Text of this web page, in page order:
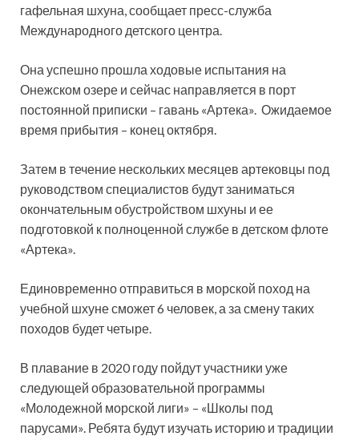
гафельная шхуна, сообщает пресс-служба
Международного детского центра.
Она успешно прошла ходовые испытания на
Онежском озере и сейчас направляется в порт
постоянной приписки – гавань «Артека». Ожидаемое
время прибытия – конец октября.
Затем в течение нескольких месяцев артековцы под
руководством специалистов будут заниматься
окончательным обустройством шхуны и ее
подготовкой к полноценной службе в детском флоте
«Артека».
Единовременно отправиться в морской поход на
учебной шхуне сможет 6 человек, а за смену таких
походов будет четыре.
В плавание в 2020 году пойдут участники уже
следующей образовательной программы
«Молодежной морской лиги» – «Школы под
парусами». Ребята будут изучать историю и традиции